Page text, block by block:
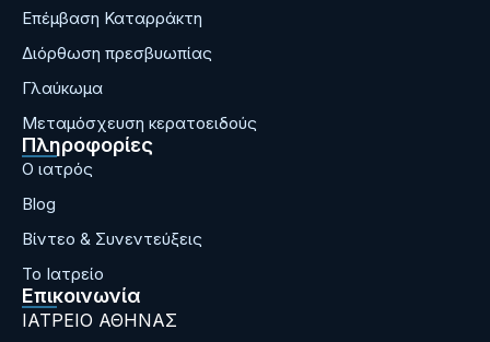
Επέμβαση Καταρράκτη
Διόρθωση πρεσβυωπίας
Γλαύκωμα
Μεταμόσχευση κερατοειδούς
Πληροφορίες
Ο ιατρός
Blog
Bίντεο & Συνεντεύξεις
Το Ιατρείο
Επικοινωνία
ΙΑΤΡΕΙΟ ΑΘΗΝΑΣ